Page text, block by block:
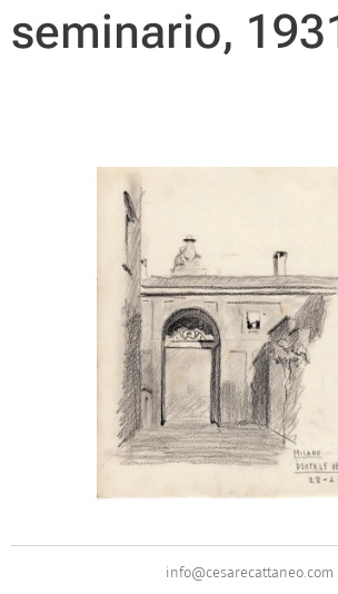
seminario,
info@cesarecattaneo.com